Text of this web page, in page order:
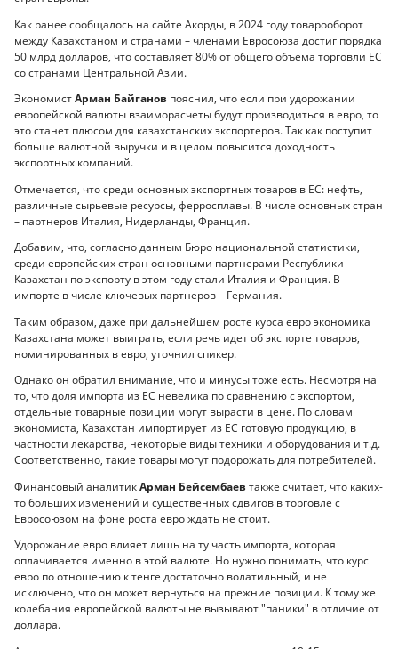
Как ранее сообщалось на сайте Акорды, в 2024 году товарооборот
между Казахстаном и странами – членами Евросоюза достиг порядка
50 млрд долларов, что составляет 80% от общего объема торговли ЕС
со странами Центральной Азии.
ЭкономистАрман Байганов пояснил, что если при удорожании
европейской валюты взаиморасчеты будут производиться в евро, то
это станет плюсом для казахстанских экспортеров. Так как поступит
больше валютной выручки и в целом повысится доходность
экспортных компаний.
Отмечается, что среди основных экспортных товаров в ЕС: нефть,
различные сырьевые ресурсы, ферросплавы. В числе основных стран
– партнеров Италия, Нидерланды, Франция.
Добавим, что, согласно данным Бюро национальной статистики,
среди европейских стран основными партнерами Республики
Казахстан по экспорту в этом году стали Италия и Франция. В
импорте в числе ключевых партнеров – Германия.
Таким образом, даже при дальнейшем росте курса евро экономика
Казахстана может выиграть, если речь идет об экспорте товаров,
номинированных в евро, уточнил спикер.
Однако он обратил внимание, что и минусы тоже есть. Несмотря на
то, что доля импорта из ЕС невелика по сравнению с экспортом,
отдельные товарные позиции могут вырасти в цене. По словам
экономиста, Казахстан импортирует из ЕС готовую продукцию, в
частности лекарства, некоторые виды техники и оборудования и т.д.
Соответственно, такие товары могут подорожать для потребителей.
Финансовый аналитикАрман Бейсембаев также считает, что каких-
то больших изменений и существенных сдвигов в торговле с
Евросоюзом на фоне роста евро ждать не стоит.
Удорожание евро влияет лишь на ту часть импорта, которая
оплачивается именно в этой валюте. Но нужно понимать, что курс
евро по отношению к тенге достаточно волатильный, и не
исключено, что он может вернуться на прежние позиции. К тому же
колебания европейской валюты не вызывают "паники" в отличие от
доллара.